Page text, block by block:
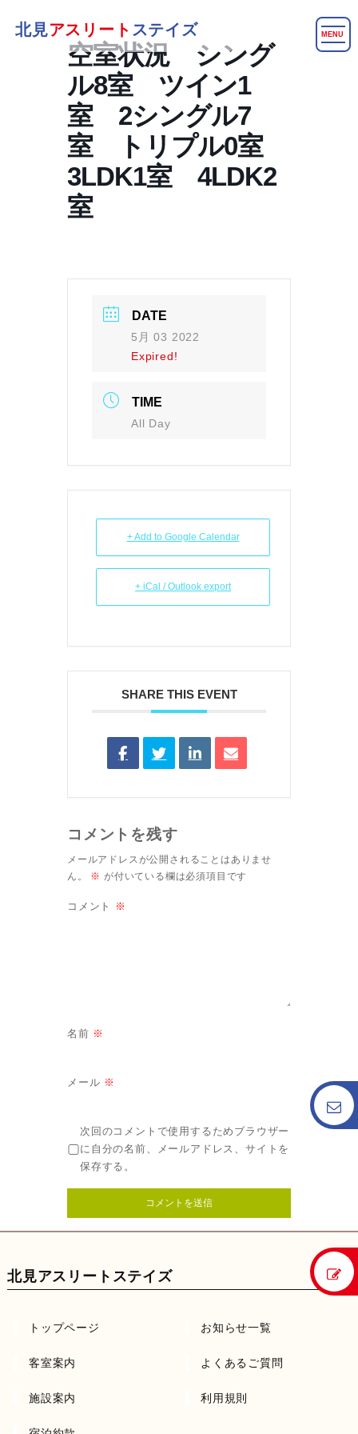
北見アスリート ステイズ MENU
空室状況 シング
ル8室 ツイン1
室 2シングル7
室 トリプル0室
3LDK1室 4LDK2
室
DATE
5月 03 2022
Expired!
TIME
All Day
+ Add to Google Calendar
+ iCal / Outlook export
SHARE THIS EVENT
コメントを残す
メールアドレスが公開されることはありませ
ん。
※ が付いている欄は必須項目です
コメント ※
名前 ※
メール ※
次回のコメントで使用するためブラウザー
に自分の名前、メールアドレス、サイトを
保存する。
北見アスリートステイズ
トップページ お知らせ一覧
客室案内 よくあるご質問
施設案内 利用規則